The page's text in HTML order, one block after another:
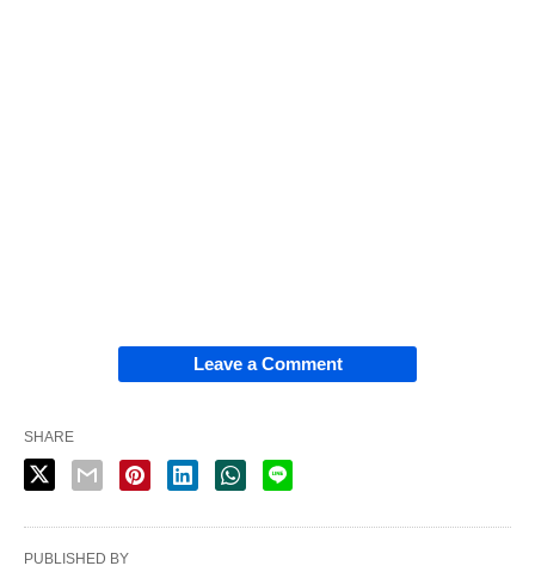
Leave a Comment
SHARE
PUBLISHED BY